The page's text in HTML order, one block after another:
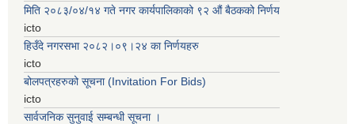
मिति २०८३/०४/१४ गते नगर कार्यपालिकाको ९२ ‌‍औं बैठकको निर्णय
icto
हिउँदे नगरसभा २०८२।०९।२४ का निर्णयहरु
icto
बोलपत्रहरुको सूचना (Invitation For Bids)
icto
सार्वजनिक सुनुवाई सम्बन्धी सूचना ।